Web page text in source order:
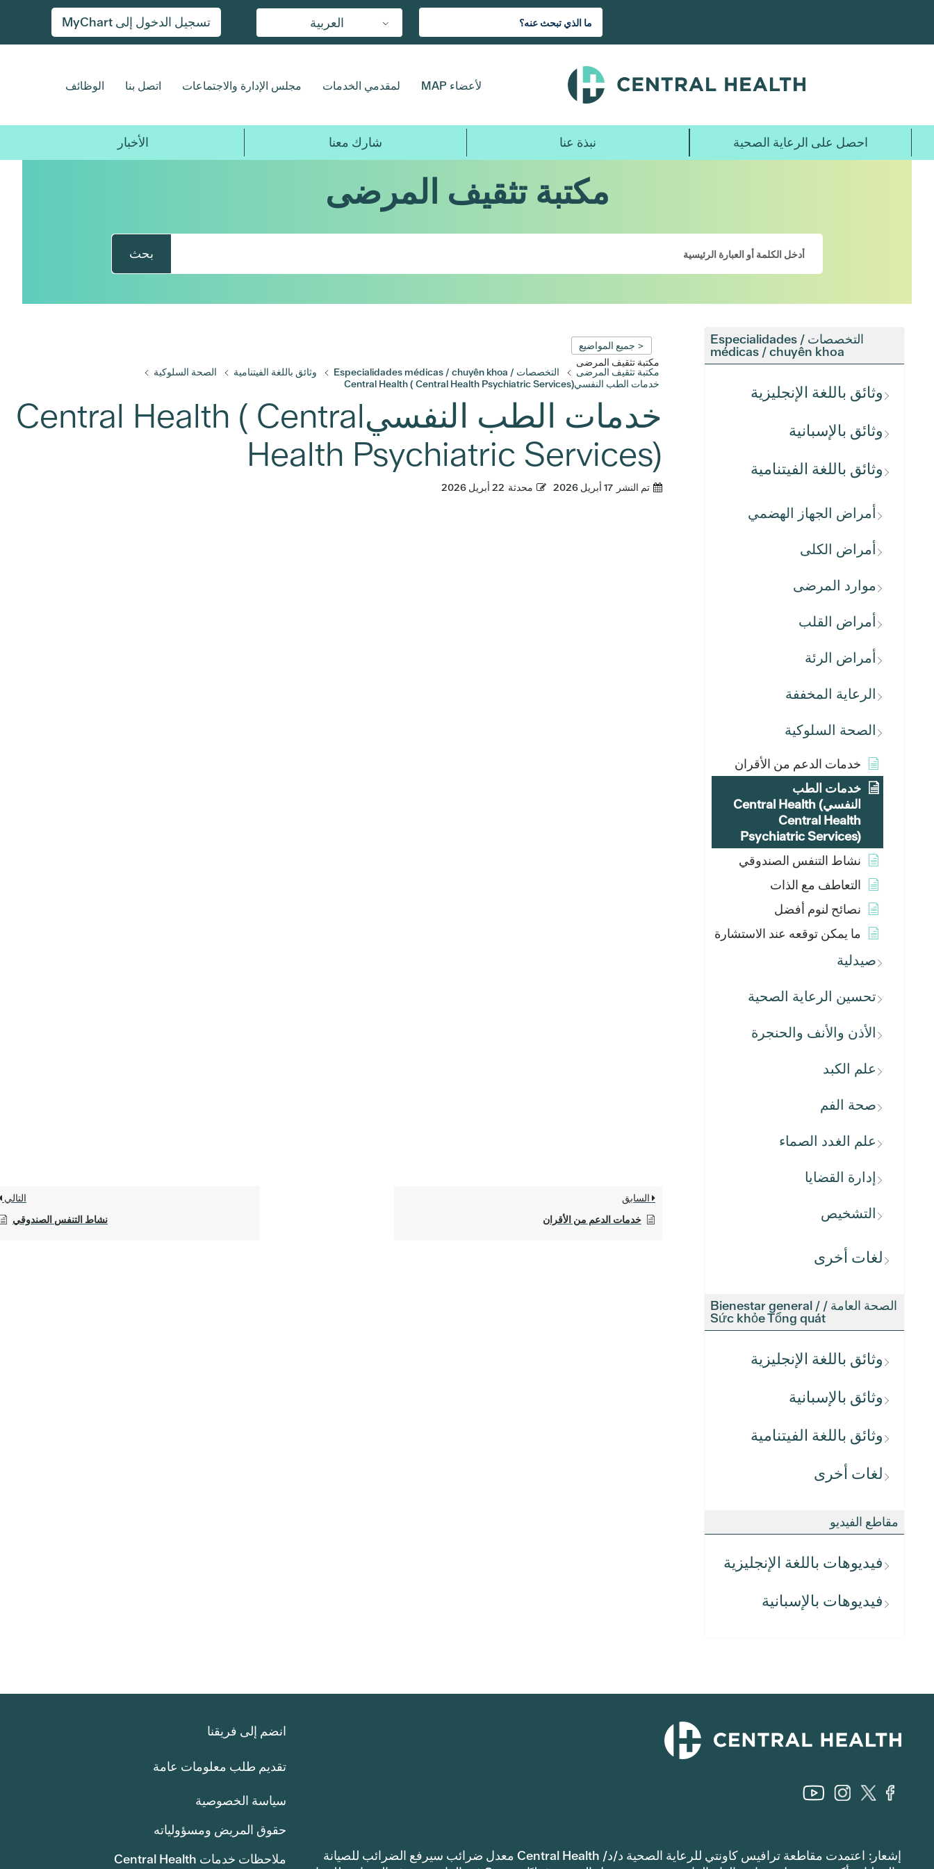
المحتوى
العربية تسجيل الدخول إلى MyChart
لأعضاء MAP لمقدمي الخدمات مجلس الإدارة والاجتماعات اتصل بنا الوظائف
احصل على الرعاية الصحية نبذة عنا شارك معنا الأخبار
مكتبة تثقيف المرضى
بحث
التخصصات / Especialidades
médicas / chuyên khoa
وثائق باللغة الإنجليزية
وثائق بالإسبانية
وثائق باللغة الفيتنامية
أمراض الجهاز الهضمي
أمراض الكلى
موارد المرضى
أمراض القلب
أمراض الرئة
الرعاية المخففة
الصحة السلوكية
خدمات الدعم من الأقران
خدمات الطب
النفسيCentral Health (
Central Health
Psychiatric Services)
نشاط التنفس الصندوقي
التعاطف مع الذات
نصائح لنوم أفضل
ما يمكن توقعه عند الاستشارة
صيدلية
تحسين الرعاية الصحية
الأذن والأنف والحنجرة
علم الكبد
صحة الفم
علم الغدد الصماء
إدارة القضايا
التشخيص
لغات أخرى
الصحة العامة / Bienestar general /
Sức khỏe Tổng quát
وثائق باللغة الإنجليزية
وثائق بالإسبانية
وثائق باللغة الفيتنامية
لغات أخرى
مقاطع الفيديو
فيديوهات باللغة الإنجليزية
فيديوهات بالإسبانية
< جميع المواضيع
مكتبة تثقيف المرضى
مكتبة تثقيف المرضى التخصصات / Especialidades médicas / chuyên khoa وثائق باللغة الفيتنامية
الصحة السلوكية
خدمات الطب النفسيCentral Health ( Central Health Psychiatric Services)
خدمات الطب النفسيCentral Health ( Central
Health Psychiatric Services)
تم النشر 17 أبريل 2026 محدثة 22 أبريل 2026
السابق
خدمات الدعم من الأقران
التالي
نشاط التنفس الصندوقي
إشعار: اعتمدت مقاطعة ترافيس كاونتي للرعاية الصحية د/د/ Central Health معدل ضرائب سيرفع الضرائب للصيانة
انضم إلى فريقنا
تقديم طلب معلومات عامة
سياسة الخصوصية
حقوق المريض ومسؤولياته
ملاحظات خدمات Central Health